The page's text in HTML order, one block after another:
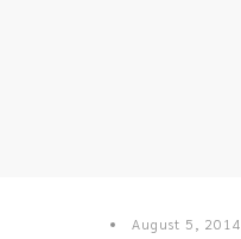
August 5, 2014